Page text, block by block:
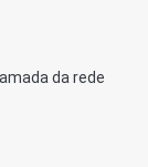
da rede